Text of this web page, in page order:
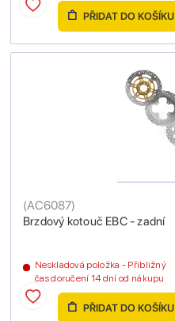
PŘIDAT DO KOŠÍKU
Brzdový kotouč EBC - zadní
(AC6087)
Neskladová položka - Přibližný
čas doručení 14 dní od nákupu
PŘIDAT DO KOŠÍKU